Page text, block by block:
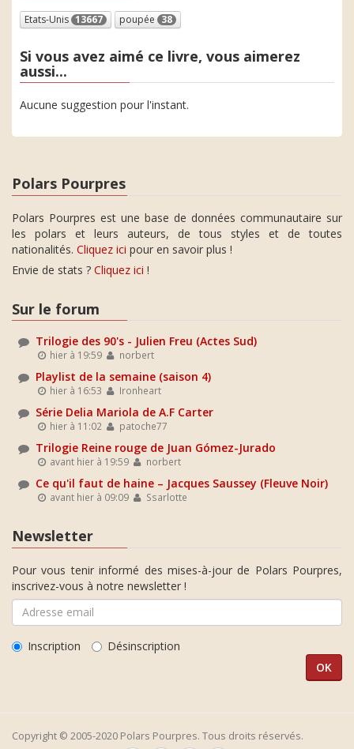
Etats-Unis 13667 poupée 38
Si vous avez aimé ce livre, vous aimerez
aussi...
Aucune suggestion pour l'instant.
Polars Pourpres
Polars Pourpres est une base de données communautaire sur
les polars et leurs auteurs, de tous styles et de toutes
nationalités. Cliquez ici pour en savoir plus !
Envie de stats ? Cliquez ici !
Sur le forum
Trilogie des 90's - Julien Freu (Actes Sud)
hier à 19:59 norbert
Playlist de la semaine (saison 4)
hier à 16:53 Ironheart
Série Delia Mariola de A.F Carter
hier à 11:02 patoche77
Trilogie Reine rouge de Juan Gómez-Jurado
avant hier à 19:59 norbert
Ce qu'il faut de haine – Jacques Saussey (Fleuve Noir)
avant hier à 09:09 Ssarlotte
Newsletter
Pour vous tenir informé des mises-à-jour de Polars Pourpres,
inscrivez-vous à notre newsletter !
Inscription Désinscription
Copyright © 2005-2020 Polars Pourpres. Tous droits réservés.